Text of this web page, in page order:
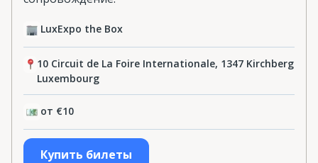
LuxExpo the Box
10 Circuit de La Foire Internationale, 1347 Kirchberg
Luxembourg
от €10
Купить билеты